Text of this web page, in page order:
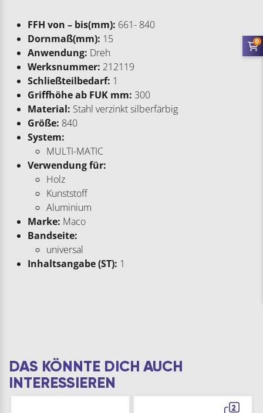
FFH von – bis(mm): 661- 840
Dornmaß(mm): 15
Anwendung: Dreh
Werksnummer: 212119
Schließteilbedarf: 1
Griffhöhe ab FUK mm: 300
Material: Stahl verzinkt silberfärbig
Größe: 840
System:
MULTI-MATIC
Verwendung für:
Holz
Kunststoff
Aluminium
Marke: Maco
Bandseite:
universal
Inhaltsangabe (ST): 1
DAS KÖNNTE DICH AUCH
INTERESSIEREN
2
0